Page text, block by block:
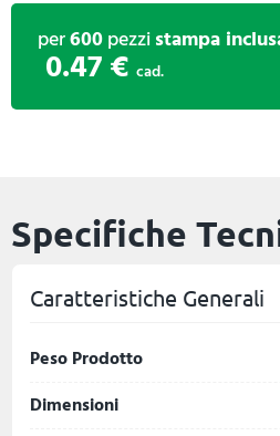
per600pezzistampa
0.47 € cad.
Specifiche
Caratteristiche Generali
Peso Prodotto
Dimensioni